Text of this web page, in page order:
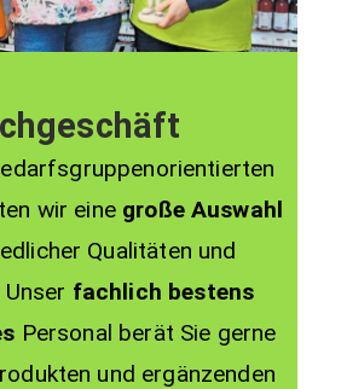
wir eine große Auswahl
Qualitäten und
fachlich bestens
Personal berät Sie gerne
und ergänzenden